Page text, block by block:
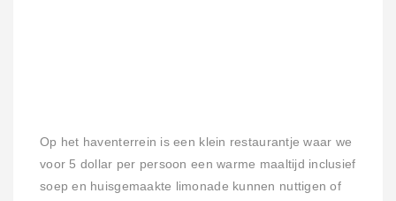
Op het haventerrein is een klein restaurantje waar we
voor 5 dollar per persoon een warme maaltijd inclusief
soep en huisgemaakte limonade kunnen nuttigen of